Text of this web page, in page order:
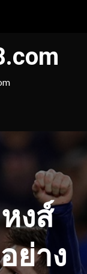
งส์
ย่าง